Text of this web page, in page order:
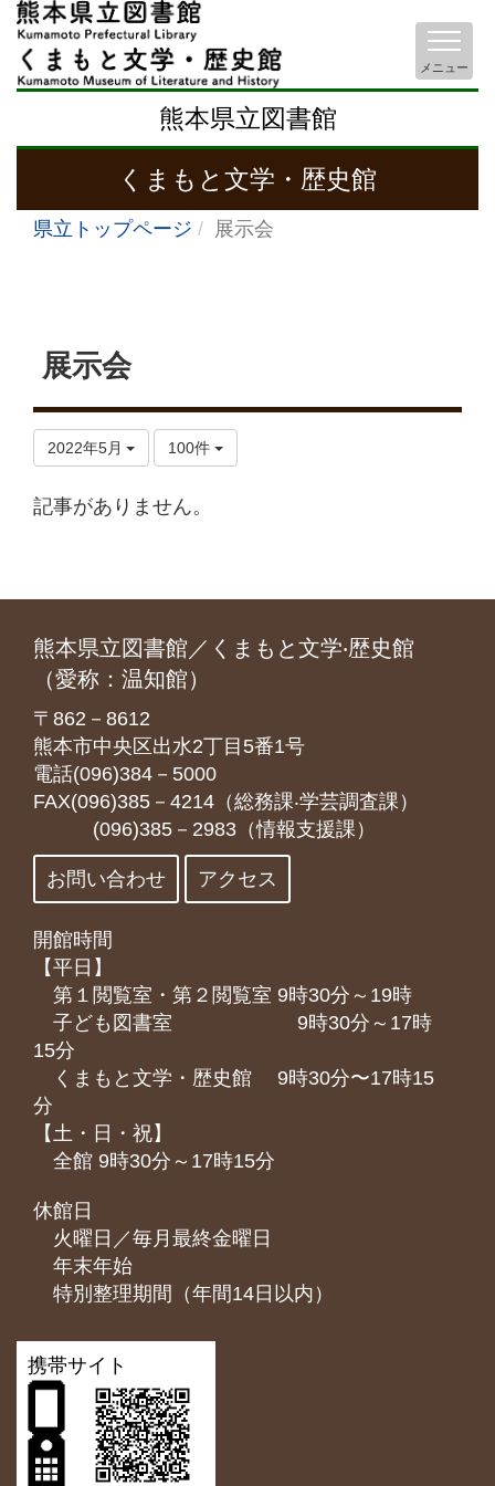
熊本県立図書館
くまもと文学・歴史館
メニュー
県立トップページ 展示会
展示会
2022年5月 100件
記事がありません。
熊本県立図書館／くまもと文学‧歴史館
（愛称：温知館）
〒862－8612
熊本市中央区出水2丁目5番1号
電話(096)384－5000
FAX(096)385－4214（総務課‧学芸調査課）
(096)385－2983（情報支援課）
お問い合わせ アクセス
開館時間
【平日】
第１閲覧室・第２閲覧室 9時30分～19時
子ども図書室 9時30分～17時
15分
くまもと⽂学・歴史館 9時30分〜17時15
分
【土・日・祝】
全館 9時30分～17時15分
休館日
火曜日／毎月最終金曜日
年末年始
特別整理期間（年間14日以内）
携帯サイト